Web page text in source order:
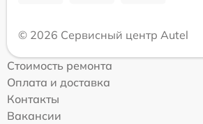
© 2026 Сервисный центр Autel
Стоимость ремонта
Оплата и доставка
Контакты
Вакансии